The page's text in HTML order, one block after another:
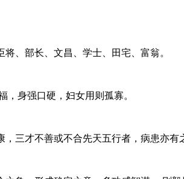
、部长、文昌、学士、田宅、富翁。
身强口硬，妇女用则孤寡。
三才不善或不合先天五行者，病患亦有